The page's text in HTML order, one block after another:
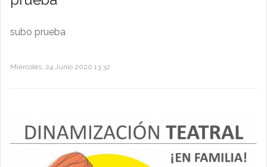
subo prueba
Miércoles, 24 Junio 2020 13:32